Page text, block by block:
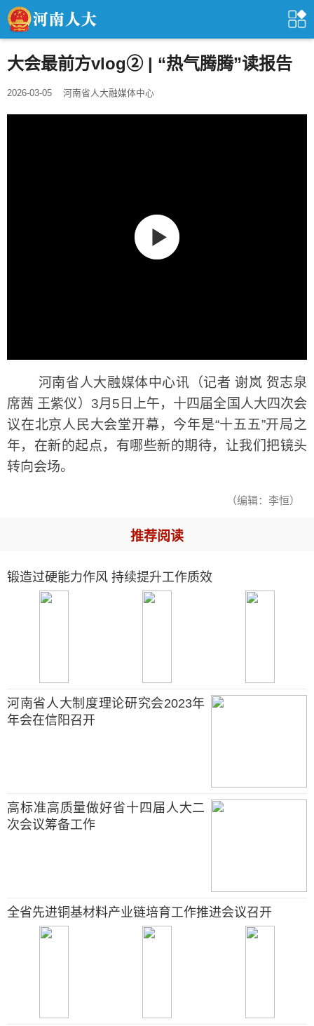
大会最前方vlog② | “热气腾腾”读报告
2026-03-05 河南省人大融媒体中心
河南省人大融媒体中心讯（记者 谢岚 贺志泉
席茜 王紫仪）3月5日上午，十四届全国人大四次会
议在北京人民大会堂开幕，今年是“十五五”开局之
年，在新的起点，有哪些新的期待，让我们把镜头
转向会场。
（编辑：李恒）
推荐阅读
锻造过硬能力作风 持续提升工作质效
河南省人大制度理论研究会2023年
年会在信阳召开
高标准高质量做好省十四届人大二
次会议筹备工作
全省先进铜基材料产业链培育工作推进会议召开